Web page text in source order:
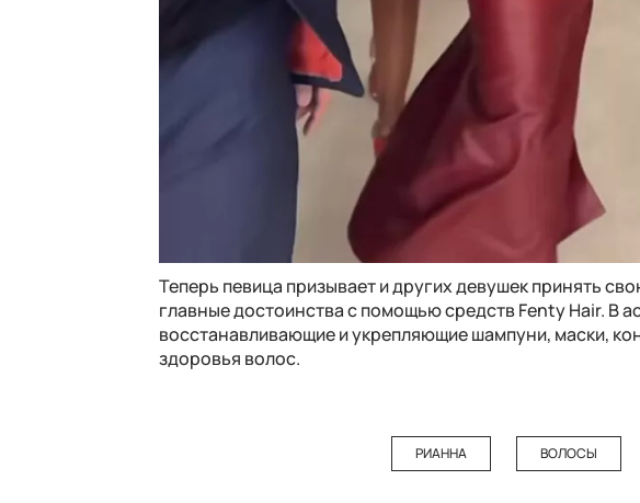
Теперь певица призывает и других девушек принять
главные достоинства с помощью средств Fenty Hair. В
восстанавливающие и укрепляющие шампуни, маски,
здоровья волос.
РИАННА ВОЛОСЫ